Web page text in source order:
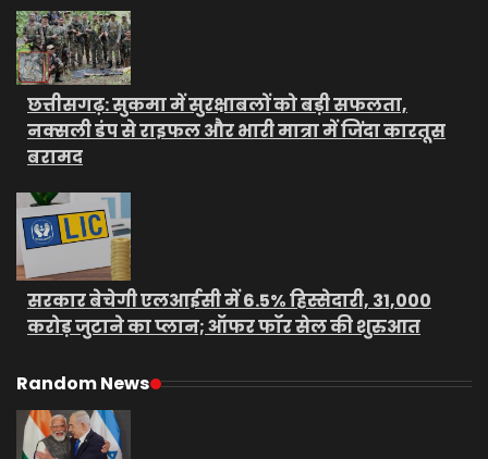
छत्तीसगढ़: सुकमा में सुरक्षाबलों को बड़ी सफलता,
नक्सली डंप से राइफल और भारी मात्रा में जिंदा कारतूस
बरामद
सरकार बेचेगी एलआईसी में 6.5% हिस्सेदारी, 31,000
करोड़ जुटाने का प्लान; ऑफर फॉर सेल की शुरुआत
Random News